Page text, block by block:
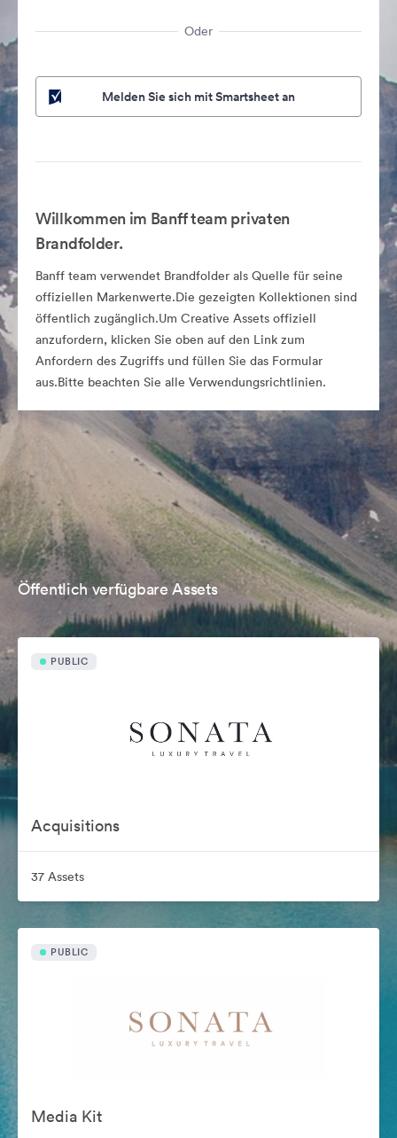
Oder
Melden Sie sich mit Smartsheet an
Willkommen im Banff team privaten
Brandfolder.
Banff team verwendet Brandfolder als Quelle für seine
offiziellen Markenwerte.Die gezeigten Kollektionen sind
öffentlich zugänglich.Um Creative Assets offiziell
anzufordern, klicken Sie oben auf den Link zum
Anfordern des Zugriffs und füllen Sie das Formular
aus.Bitte beachten Sie alle Verwendungsrichtlinien.
Öffentlich verfügbare Assets
PUBLIC
Acquisitions
37 Assets
PUBLIC
Media Kit